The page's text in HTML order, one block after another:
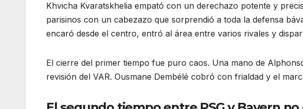
Khvicha Kvaratskhelia empató con un derechazo potente y
parisinos con un cabezazo que sorprendió a toda la defensa
encaró desde el centro, entró al área entre varios rivales y
El cierre del primer tiempo fue puro caos. Una mano de
revisión del VAR. Ousmane Dembélé cobró con frialdad y el